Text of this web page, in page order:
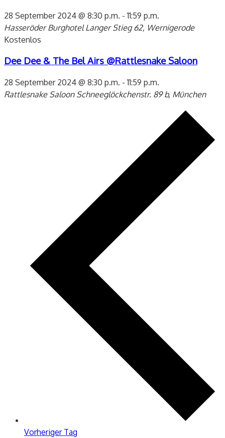
28 September 2024 @ 8:30 p.m. -11:59 p.m.
Hasseröder BurghotelLanger Stieg 62, Wernigerode
Kostenlos
Dee Dee & The Bel Airs @Rattlesnake Saloon
28 September 2024 @ 8:30 p.m. -11:59 p.m.
Rattlesnake Saloon Schneeglöckchenstr. 89 b, München
Vorheriger Tag